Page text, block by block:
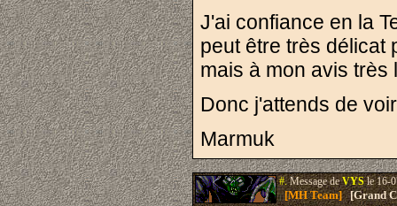
J'ai confiance en la
peut être très délicat
mais à mon avis très
Donc j'attends de
Marmuk
#.Message deVYSle 16-
[MH Team][Grand